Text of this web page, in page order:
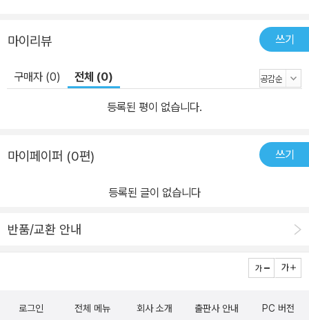
면서 비로소 순간의 행복이라는 새로운 가치에 눈을 뜬다. 또한, 화려
력적인 과부 소멜리나, 고귀하나 영혼이 없는 그리스정교회 수도사
등과 얽히는 과정에서 참다운 구원은 욕망과 감정을 억제하는 것이
막길을 걷는다. 조르바는 상황을 타개하기 위해 철탑을 세우고 케이
장인 ‘나’는 그것을 허락한다. 대망의 4월 30일, 크레타 섬의 주민들
고 싶을 때 우는 것이 곧 행복이다! 책에만 빠져 살던 지식인과 열정적
라 전사)가 함께 운영하는 갈탄 광산의 이야기를 다룬 이 작품은 사람
카잔차키스는 오스만 제국(오늘날의 터키)의 지배를 받던 크레타 섬
마이리뷰 쓰기
구매자 (0) 전체 (0)
등록된 평이 없습니다.
마이페이퍼 (0편) 쓰기
등록된 글이 없습니다
반품/교환 안내
로그인 전체 메뉴 회사 소개 출판사 안내 PC 버전